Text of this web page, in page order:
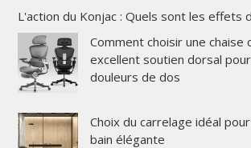
L'action du Konjac : Quels sont les effets
Comment choisir une chaise
excellent soutien dorsal
douleurs de dos
Choix du carrelage idéal
bain élégante